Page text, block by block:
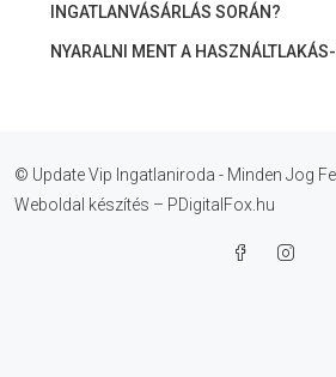
INGATLANVÁSÁRLÁS SORÁN?
NYARALNI MENT A
© Update Vip Ingatlaniroda - Minden Jog
Weboldal készítés – PDigitalFox.hu